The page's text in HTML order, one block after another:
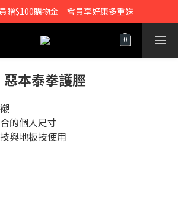
贈$100購物金｜會員享好康多重送
惡本泰拳護脛
的個人尺寸
與地板技使用